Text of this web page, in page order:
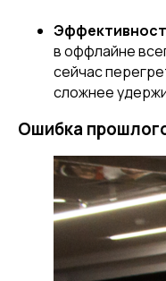
в оффлайне
сейчас
сложнее
Ошибка